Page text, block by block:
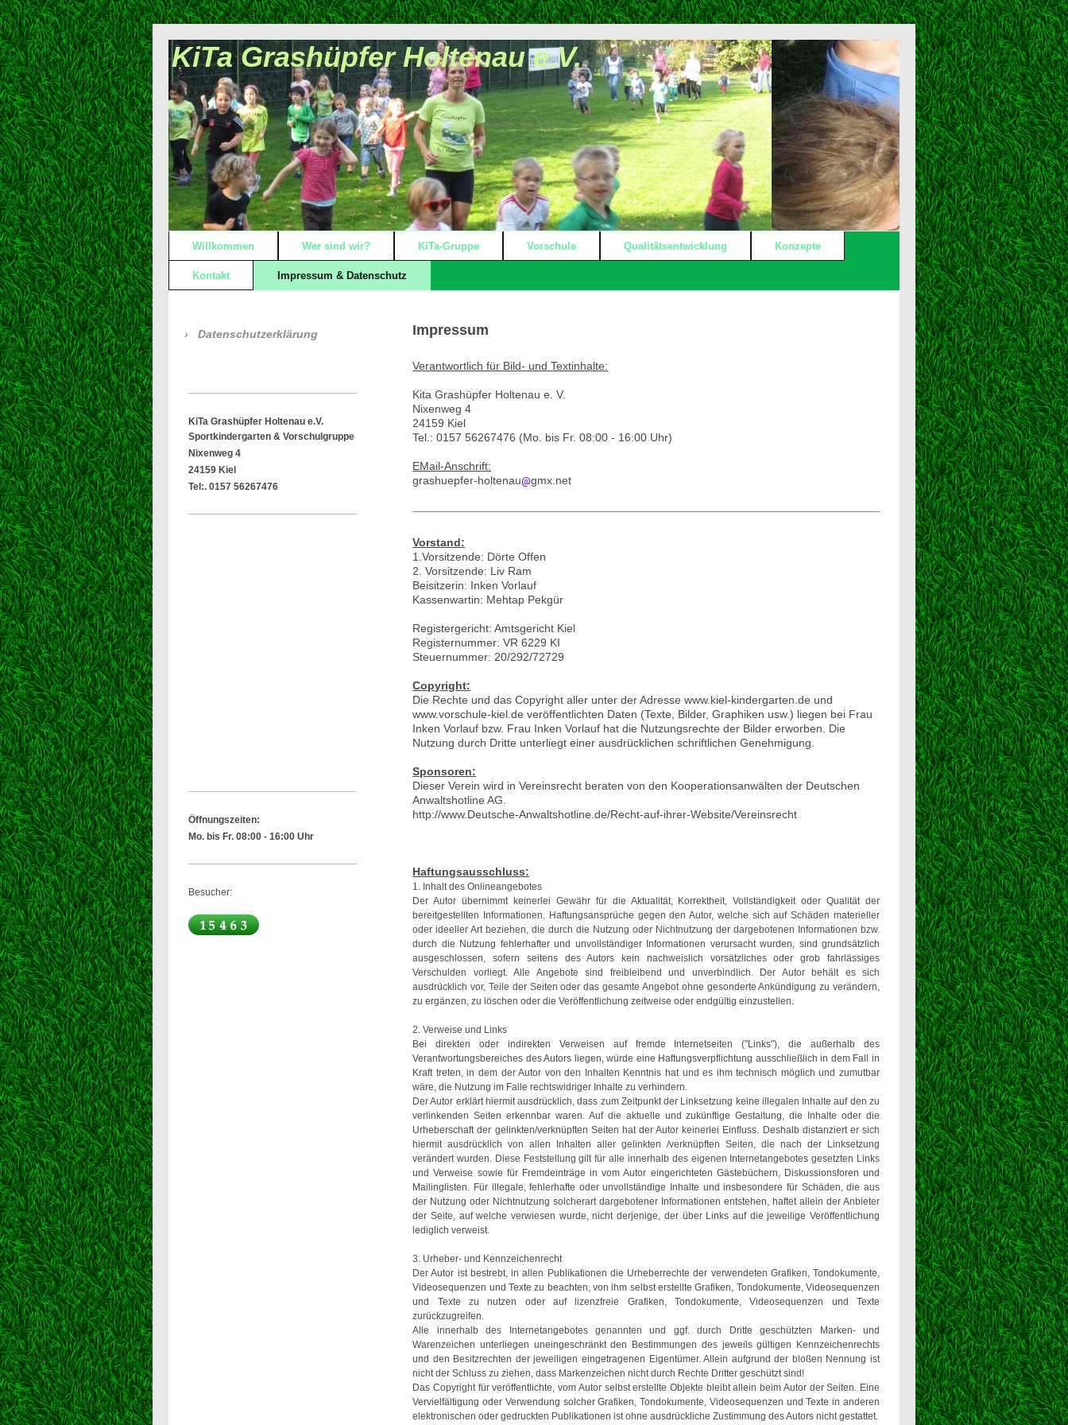
KiTa Grashüpfer Holtenau e.V.
Willkommen Wer sind wir? KiTa-Gruppe Vorschule Qualitätsentwicklung Konzepte
Kontakt Impressum & Datenschutz
Impressum
Verantwortlich für Bild- und Textinhalte:
Kita Grashüpfer Holtenau e. V.
Nixenweg 4
24159 Kiel
Tel.: 0157 56267476 (Mo. bis Fr. 08:00 - 16:00 Uhr)
EMail-Anschrift:
grashuepfer-holtenau@gmx.net
Vorstand:
1.Vorsitzende: Dörte Offen
2. Vorsitzende: Liv Ram
Beisitzerin: Inken Vorlauf
Kassenwartin: Mehtap Pekgür
Registergericht: Amtsgericht Kiel
Registernummer: VR 6229 KI
Steuernummer: 20/292/72729
Copyright:
Die Rechte und das Copyright aller unter der Adresse www.kiel-kindergarten.de und
www.vorschule-kiel.de veröffentlichten Daten (Texte, Bilder, Graphiken usw.) liegen bei Frau
Inken Vorlauf bzw. Frau Inken Vorlauf hat die Nutzungsrechte der Bilder erworben. Die
Nutzung durch Dritte unterliegt einer ausdrücklichen schriftlichen Genehmigung.
Sponsoren:
Dieser Verein wird in Vereinsrecht beraten von den Kooperationsanwälten der Deutschen
Anwaltshotline AG.
http://www.Deutsche-Anwaltshotline.de/Recht-auf-ihrer-Website/Vereinsrecht
Haftungsausschluss:
1. Inhalt des Onlineangebotes
Der Autor übernimmt keinerlei Gewähr für die Aktualität, Korrektheit, Vollständigkeit oder Qualität der
bereitgestellten Informationen. Haftungsansprüche gegen den Autor, welche sich auf Schäden materieller
oder ideeller Art beziehen, die durch die Nutzung oder Nichtnutzung der dargebotenen Informationen bzw.
durch die Nutzung fehlerhafter und unvollständiger Informationen verursacht wurden, sind grundsätzlich
ausgeschlossen, sofern seitens des Autors kein nachweislich vorsätzliches oder grob fahrlässiges
Verschulden vorliegt. Alle Angebote sind freibleibend und unverbindlich. Der Autor behält es sich
ausdrücklich vor, Teile der Seiten oder das gesamte Angebot ohne gesonderte Ankündigung zu verändern,
zu ergänzen, zu löschen oder die Veröffentlichung zeitweise oder endgültig einzustellen.
2. Verweise und Links
Bei direkten oder indirekten Verweisen auf fremde Internetseiten ("Links"), die außerhalb des
Verantwortungsbereiches des Autors liegen, würde eine Haftungsverpflichtung ausschließlich in dem Fall in
Kraft treten, in dem der Autor von den Inhalten Kenntnis hat und es ihm technisch möglich und zumutbar
wäre, die Nutzung im Falle rechtswidriger Inhalte zu verhindern.
Der Autor erklärt hiermit ausdrücklich, dass zum Zeitpunkt der Linksetzung keine illegalen Inhalte auf den zu
verlinkenden Seiten erkennbar waren. Auf die aktuelle und zukünftige Gestaltung, die Inhalte oder die
Urheberschaft der gelinkten/verknüpften Seiten hat der Autor keinerlei Einfluss. Deshalb distanziert er sich
hiermit ausdrücklich von allen Inhalten aller gelinkten /verknüpften Seiten, die nach der Linksetzung
verändert wurden. Diese Feststellung gilt für alle innerhalb des eigenen Internetangebotes gesetzten Links
und Verweise sowie für Fremdeinträge in vom Autor eingerichteten Gästebüchern, Diskussionsforen und
Mailinglisten. Für illegale, fehlerhafte oder unvollständige Inhalte und insbesondere für Schäden, die aus
der Nutzung oder Nichtnutzung solcherart dargebotener Informationen entstehen, haftet allein der Anbieter
der Seite, auf welche verwiesen wurde, nicht derjenige, der über Links auf die jeweilige Veröffentlichung
lediglich verweist.
3. Urheber- und Kennzeichenrecht
Der Autor ist bestrebt, in allen Publikationen die Urheberrechte der verwendeten Grafiken, Tondokumente,
Videosequenzen und Texte zu beachten, von ihm selbst erstellte Grafiken, Tondokumente, Videosequenzen
und Texte zu nutzen oder auf lizenzfreie Grafiken, Tondokumente, Videosequenzen und Texte
zurückzugreifen.
Alle innerhalb des Internetangebotes genannten und ggf. durch Dritte geschützten Marken- und
Warenzeichen unterliegen uneingeschränkt den Bestimmungen des jeweils gültigen Kennzeichenrechts
und den Besitzrechten der jeweiligen eingetragenen Eigentümer. Allein aufgrund der bloßen Nennung ist
nicht der Schluss zu ziehen, dass Markenzeichen nicht durch Rechte Dritter geschützt sind!
Das Copyright für veröffentlichte, vom Autor selbst erstellte Objekte bleibt allein beim Autor der Seiten. Eine
Vervielfältigung oder Verwendung solcher Grafiken, Tondokumente, Videosequenzen und Texte in anderen
elektronischen oder gedruckten Publikationen ist ohne ausdrückliche Zustimmung des Autors nicht gestattet.
Datenschutzerklärung
KiTa Grashüpfer Holtenau e.V.
Sportkindergarten & Vorschulgruppe
Nixenweg 4
24159 Kiel
Tel:. 0157 56267476
Öffnungszeiten:
Mo. bis Fr. 08:00 - 16:00 Uhr
Besucher: